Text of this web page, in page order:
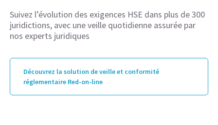
Suivez l’évolution des exigences HSE dans plus de 300
juridictions, avec une veille quotidienne assurée par
nos experts juridiques
Découvrez la solution de veille et conformité
réglementaire Red-on-line